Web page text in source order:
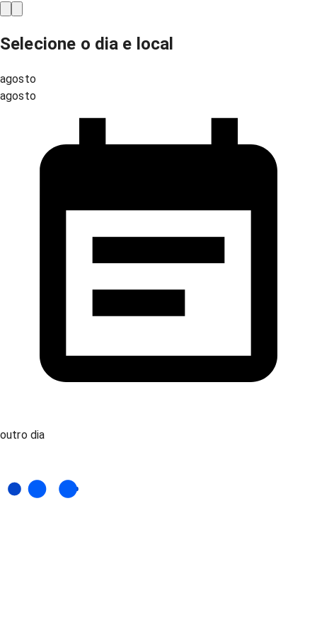
Selecione o dia e local
agosto
agosto
outro dia